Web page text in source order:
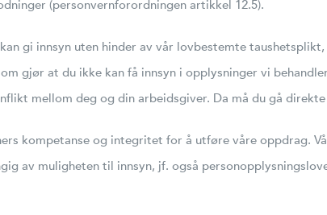
(personvernforordningen artikkel 12.5).
gi innsyn uten hinder av vår lovbestemte
gjør at du ikke kan få innsyn i opplysninger vi
mellom deg og din arbeidsgiver. Da må du gå
kompetanse og integritet for å utføre våre oppdrag.
av muligheten til innsyn, jf. også